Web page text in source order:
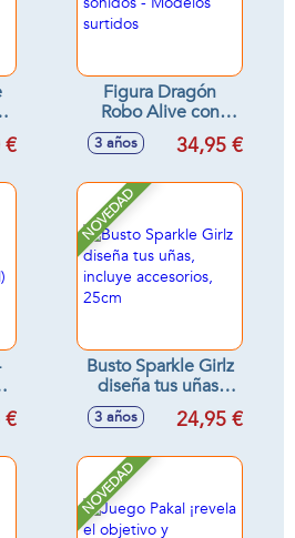
€
Figura Dragón
Robo Alive con
sonidos - Modelos
surtidos
3 años 34,95 €
€
NOVEDAD
Busto Sparkle Girlz
diseña tus uñas,
incluye accesorios,
25cm
3 años 24,95 €
NOVEDAD